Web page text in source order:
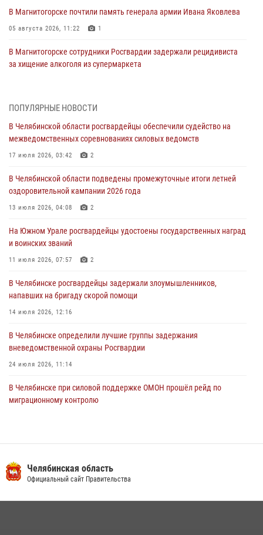
В Магнитогорске почтили память генерала армии Ивана Яковлева
05 августа 2026, 11:22 1
В Магнитогорске сотрудники Росгвардии задержали рецидивиста
за хищение алкоголя из супермаркета
На Южном Урале спецназ Росгвардии провел военно-полевые
Росгвардейцы задержали трёх магазинных воров в Челябинске
На Южном Урале сотрудники Росгвардии задержали
подозреваемого в совершении убийства
В Челябинской области росгвардейцами по горячим следам
задержан подозреваемый в грабеже
ПОПУЛЯРНЫЕ НОВОСТИ
В Челябинской области росгвардейцы обеспечили судейство на
межведомственных соревнованиях силовых ведомств
17 июля 2026, 03:42 2
В Челябинской области подведены промежуточные итоги летней
оздоровительной кампании 2026 года
13 июля 2026, 04:08 2
На Южном Урале росгвардейцы удостоены государственных наград
и воинских званий
11 июля 2026, 07:57 2
В Челябинске росгвардейцы задержали злоумышленников,
напавших на бригаду скорой помощи
14 июля 2026, 12:16
В Челябинске определили лучшие группы задержания
вневедомственной охраны Росгвардии
24 июля 2026, 11:14
В Челябинске при силовой поддержке ОМОН прошёл рейд по
миграционному контролю
13 июля 2026, 03:02 5
Челябинская область
Официальный сайт Правительства